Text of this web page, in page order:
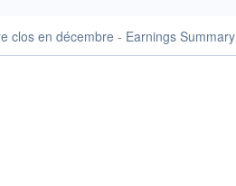
clos en décembre - Earnings Summary